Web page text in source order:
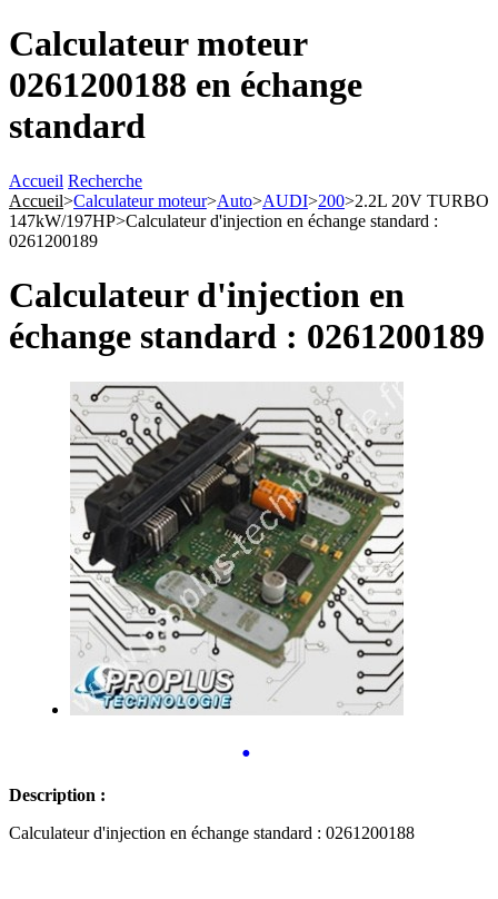
Calculateur moteur
0261200188 en échange
standard
Accueil Recherche
Accueil>Calculateur moteur>Auto>AUDI>200>2.2L 20V TURBO
147kW/197HP>Calculateur d'injection en échange standard :
0261200189
Calculateur d'injection en
échange standard : 0261200189
•
Description :
Calculateur d'injection en échange standard : 0261200188